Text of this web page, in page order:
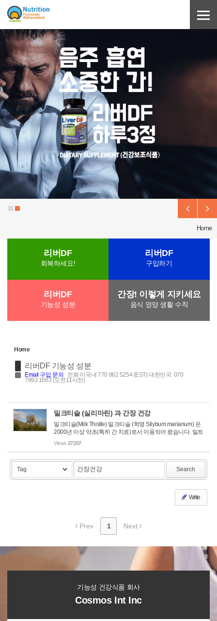
Home
리버DF
회복하세요!
리버DF
구입하기
리버DF
기능성 성분
간장! 이렇게 지키세요
음식 영양 생활 수칙
Home
리버DF 기능성 성분
Email 구입 문의 전화 미국내 770 862 5254 (EST) 대한민국 070
7893 1663 (오전11시전)
밀크티슬 (실리마린) 과 간장 건강
밀크티슬(Milk Thistle) 밀크티슬 (학명 Silybum marianum) 은
2000년 이상 약초(특히 간 치료)로서 이용되어 왔습니다. 밀트
티슬에는 플로보노이드 종류인 실리마린이라는 물질이 있는
Views 27207
Search
Write
Prev 1 Next
기능성 건강식품 회사
Cosmos Int Inc